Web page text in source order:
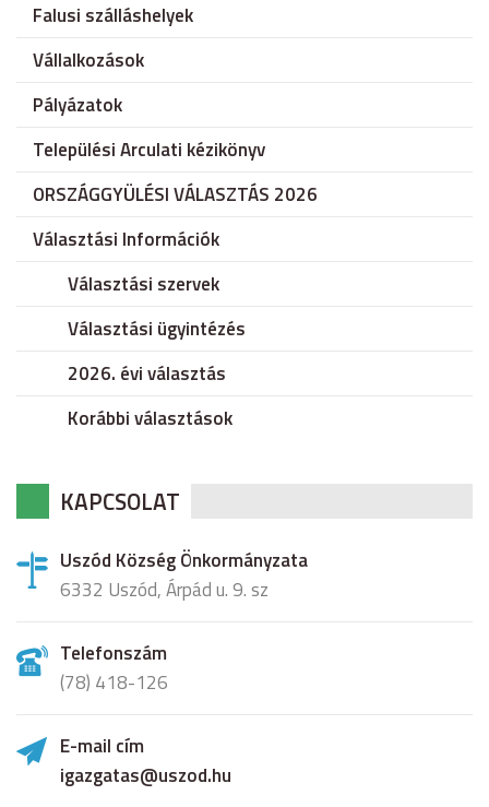
Falusi szálláshelyek
Vállalkozások
Pályázatok
Települési Arculati kézikönyv
ORSZÁGGYÜLÉSI VÁLASZTÁS 2026
Választási Információk
Választási szervek
Választási ügyintézés
2026. évi választás
Korábbi választások
KAPCSOLAT
Uszód Község Önkormányzata
6332 Uszód, Árpád u. 9. sz
Telefonszám
(78) 418-126
E-mail cím
igazgatas@uszod.hu